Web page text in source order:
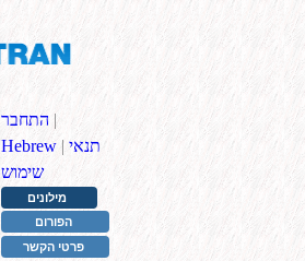
התחבר |
Hebrew | תנאי
שימוש
מילונים
הפורום
פרטי הקשר